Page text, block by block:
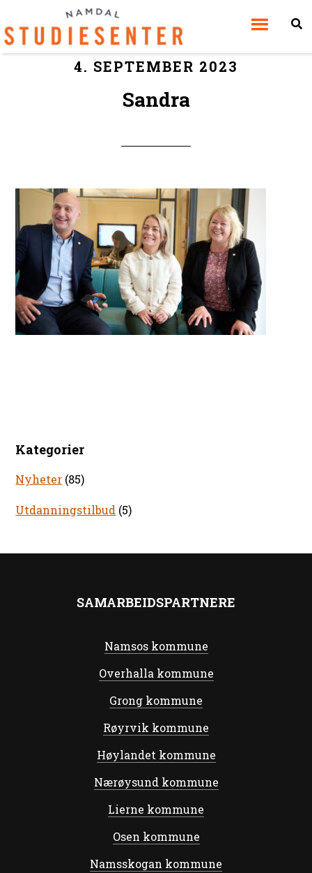
4. SEPTEMBER 2023
Sandra
Kategorier
Nyheter (85)
Utdanningstilbud (5)
SAMARBEIDSPARTNERE
Namsos kommune
Overhalla kommune
Grong kommune
Røyrvik kommune
Høylandet kommune
Nærøysund kommune
Lierne kommune
Osen kommune
Namsskogan kommune